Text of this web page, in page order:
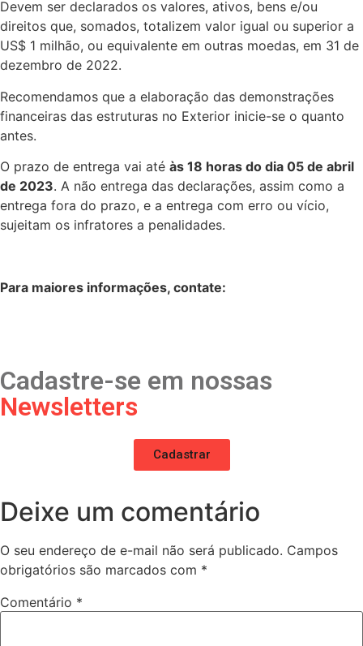
Devem ser declarados os valores, ativos, bens e/ou
direitos que, somados, totalizem valor igual ou superior a
US$ 1 milhão, ou equivalente em outras moedas, em 31 de
dezembro de 2022.
Recomendamos que a elaboração das demonstrações
financeiras das estruturas no Exterior inicie-se o quanto
antes.
O prazo de entrega vai até às 18 horas do dia 05 de abril
de 2023. A não entrega das declarações, assim como a
entrega fora do prazo, e a entrega com erro ou vício,
sujeitam os infratores a penalidades.
Para maiores informações, contate:
Cadastre-se em nossas
Newsletters
Cadastrar
Deixe um comentário
O seu endereço de e-mail não será publicado. Campos
obrigatórios são marcados com *
Comentário *